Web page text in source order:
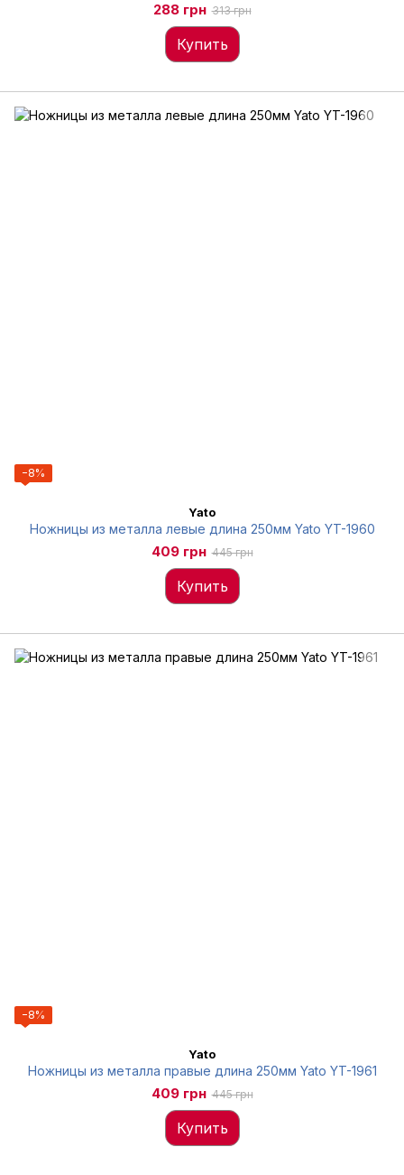
288 грн 313 грн
Купить
−8%
Yato
Ножницы из металла левые длина 250мм Yato YT-1960
409 грн 445 грн
Купить
−8%
Yato
Ножницы из металла правые длина 250мм Yato YT-1961
409 грн 445 грн
Купить